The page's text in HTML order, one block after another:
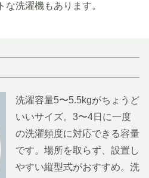
洗濯機もあります。
洗濯容量5〜5.5kgがちょうど
いいサイズ。3〜4日に一度
の洗濯頻度に対応できる容量
です。場所を取らず、設置し
やすい縦型式がおすすめ。洗